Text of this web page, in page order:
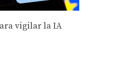
vigilar la IA